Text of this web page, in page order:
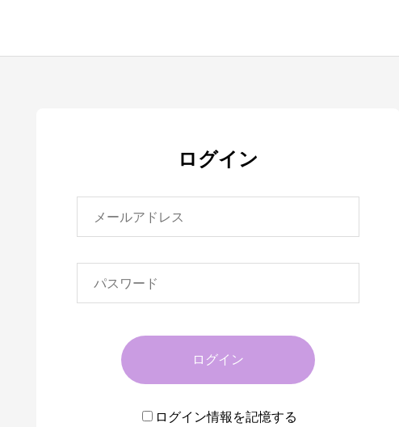
ログイン
ログイン
ログイン情報を記憶する